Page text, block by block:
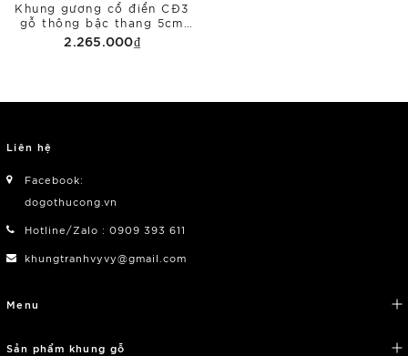
Khung gương cổ điển CĐ3
gỗ thông bậc thang 5cm
50x150 phủ bì
2.265.000₫
Liên hệ
Facebook:
dogothucong.vn
Hotline/Zalo : 0909 393 611
khungtranhvyvy@gmail.com
Menu
Sản phẩm khung gỗ